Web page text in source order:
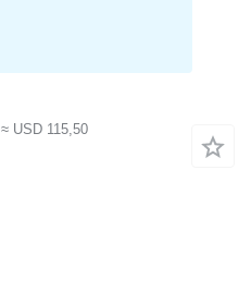
≈ USD 115,50